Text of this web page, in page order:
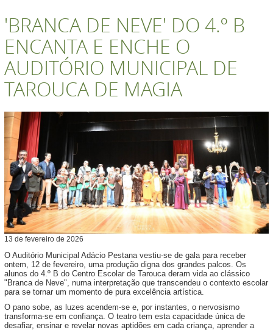
'BRANCA DE NEVE' DO 4.º B
ENCANTA E ENCHE O
AUDITÓRIO MUNICIPAL DE
TAROUCA DE MAGIA
13 de fevereiro de 2026
O Auditório Municipal Adácio Pestana vestiu-se de gala para receber
ontem, 12 de fevereiro, uma produção digna dos grandes palcos. Os
alunos do 4.º B do Centro Escolar de Tarouca deram vida ao clássico
"Branca de Neve", numa interpretação que transcendeu o contexto escolar
para se tornar um momento de pura excelência artística.
O pano sobe, as luzes acendem-se e, por instantes, o nervosismo
transforma-se em confiança. O teatro tem esta capacidade única de
desafiar, ensinar e revelar novas aptidões em cada criança, aprender a